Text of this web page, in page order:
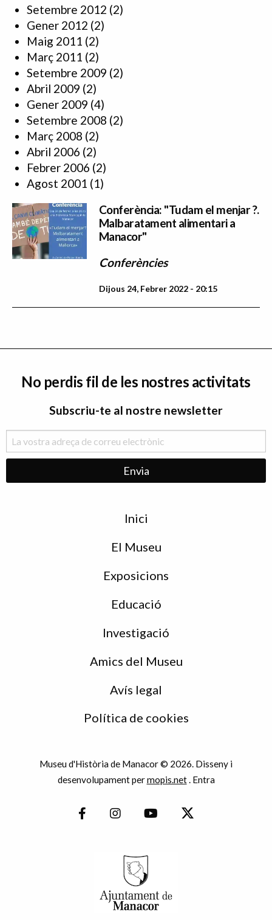
Setembre 2012 (2)
Gener 2012 (2)
Maig 2011 (2)
Març 2011 (2)
Setembre 2009 (2)
Abril 2009 (2)
Gener 2009 (4)
Setembre 2008 (2)
Març 2008 (2)
Abril 2006 (2)
Febrer 2006 (2)
Agost 2001 (1)
Conferència: "Tudam el menjar ?.
Malbaratament alimentari a
Manacor"
Conferències
Dijous 24, Febrer 2022 - 20:15
No perdis fil de les nostres activitats
Subscriu-te al nostre newsletter
Inici
El Museu
Exposicions
Educació
Investigació
Amics del Museu
Avís legal
Política de cookies
Museu d'Història de Manacor © 2026. Disseny i
desenvolupament permopis.net. Entra